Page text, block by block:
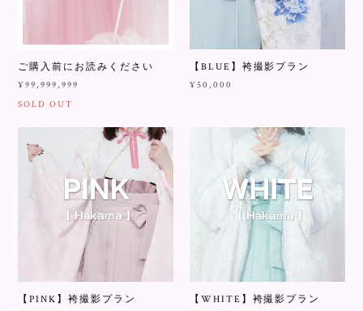
ご購入前にお読みください
¥99,999,999
SOLD OUT
【BLUE】袴撮影プラン
¥50,000
【PINK】袴撮影プラン 【WHITE】袴撮影プラン